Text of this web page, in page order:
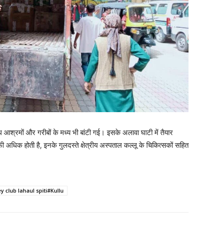
और गरीबों के मध्य भी बांटी गई। इसके अलावा घाटी में तैयार
होती है, इनके गुलदस्ते क्षेत्रीय अस्पताल कल्लू के चिकित्सकों सहित
club lahaul spiti#Kullu